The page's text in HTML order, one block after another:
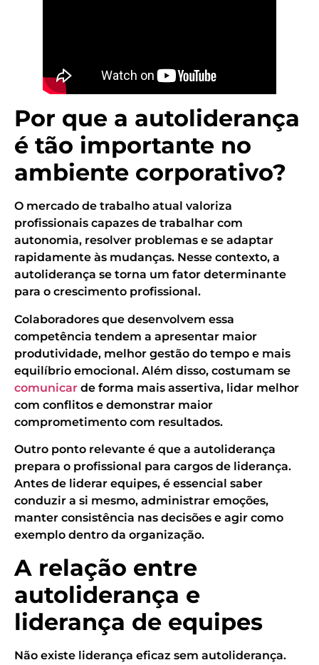
Por que a autoliderança
é tão importante no
ambiente corporativo?
O mercado de trabalho atual valoriza
profissionais capazes de trabalhar com
autonomia, resolver problemas e se adaptar
rapidamente às mudanças. Nesse contexto, a
autoliderança se torna um fator determinante
para o crescimento profissional.
Colaboradores que desenvolvem essa
competência tendem a apresentar maior
produtividade, melhor gestão do tempo e mais
equilíbrio emocional. Além disso, costumam se
comunicar de forma mais assertiva, lidar melhor
com conflitos e demonstrar maior
comprometimento com resultados.
Outro ponto relevante é que a autoliderança
prepara o profissional para cargos de liderança.
Antes de liderar equipes, é essencial saber
conduzir a si mesmo, administrar emoções,
manter consistência nas decisões e agir como
exemplo dentro da organização.
A relação entre
autoliderança e
liderança de equipes
Não existe liderança eficaz sem autoliderança.